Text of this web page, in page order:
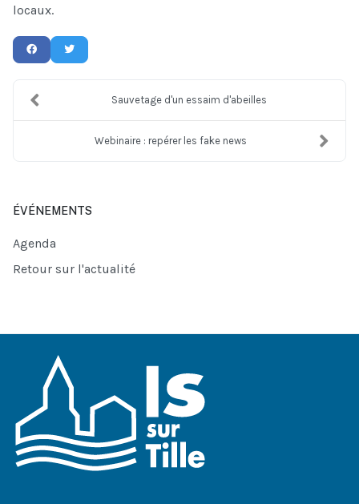
locaux.
Sauvetage d'un essaim d'abeilles
Webinaire : repérer les fake news
ÉVÉNEMENTS
Agenda
Retour sur l'actualité